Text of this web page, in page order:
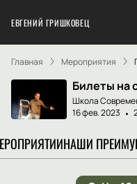
ЕВГЕНИЙ ГРИШКОВЕЦ
Главная Мероприятия
Билеты на
Школа
16 фев. 2023
НАШИ